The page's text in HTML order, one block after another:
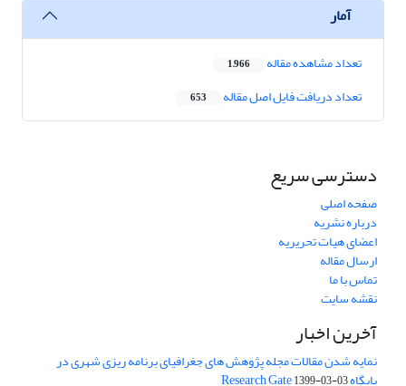
آمار
تعداد مشاهده مقاله 1,966
تعداد دریافت فایل اصل مقاله 653
دسترسی سریع
صفحه اصلی
درباره نشریه
اعضای هیات تحریریه
ارسال مقاله
تماس با ما
نقشه سایت
آخرین اخبار
نمایه شدن مقالات مجله پژوهش های جغرافیای برنامه ریزی شهری در
پایگاه Research Gate1399-03-03